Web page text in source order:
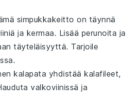
simpukkakeitto on täynnä
ja kermaa. Lisää perunoita ja
täyteläisyyttä. Tarjoile
kalapata yhdistääkalafileet,
valkoviinissä ja